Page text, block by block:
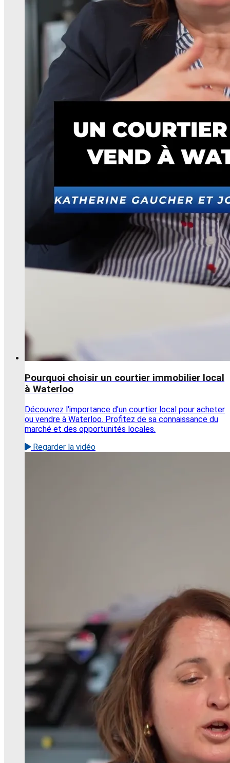
Pourquoi choisir un courtier immobilier local
à Waterloo
Découvrez l'importance d'un courtier local pour acheter
ou vendre à Waterloo. Profitez de sa connaissance du
marché et des opportunités locales.
Regarder la vidéo